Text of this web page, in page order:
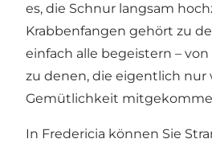
es, die Schnur langsam
Krabbenfangen gehört zu
einfach alle begeistern –
zu denen, die eigentlich nur
Gemütlichkeit
In Fredericia können Sie